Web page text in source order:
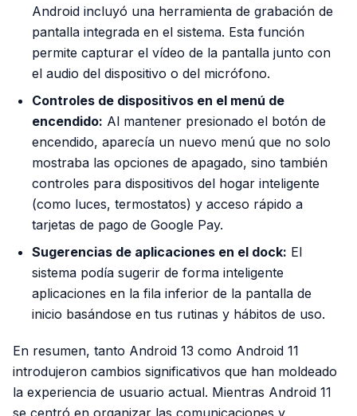
Android incluyó una herramienta de grabación de
pantalla integrada en el sistema. Esta función
permite capturar el vídeo de la pantalla junto con
el audio del dispositivo o del micrófono.
Controles de dispositivos en el menú de
encendido: Al mantener presionado el botón de
encendido, aparecía un nuevo menú que no solo
mostraba las opciones de apagado, sino también
controles para dispositivos del hogar inteligente
(como luces, termostatos) y acceso rápido a
tarjetas de pago de Google Pay.
Sugerencias de aplicaciones en el dock: El
sistema podía sugerir de forma inteligente
aplicaciones en la fila inferior de la pantalla de
inicio basándose en tus rutinas y hábitos de uso.
En resumen, tanto Android 13 como Android 11
introdujeron cambios significativos que han moldeado
la experiencia de usuario actual. Mientras Android 11